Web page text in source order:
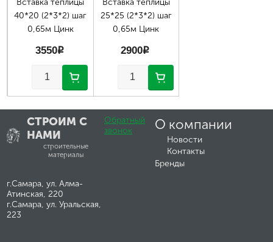
Вставка теплицы
40*20 (2*3*2) шаг
0,65м Цинк
3550p
Вставка теплицы
25*25 (2*3*2) шаг
0,65м Цинк
2900p
СТРОИМ С
НАМИ
строительные
материалы
г.Самара, ул. Алма-
Атинская, 220
г.Самара, ул. Уральская,
223
Обратный
звонок
О компании
Новости
Контакты
Бренды